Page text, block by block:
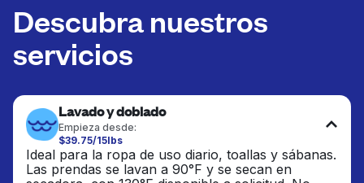
Descubra nuestros
servicios
Lavado y doblado
Empieza desde:
$39.75/15lbs
Ideal para la ropa de uso diario, toallas y sábanas.
Las prendas se lavan a 90°F y se secan en